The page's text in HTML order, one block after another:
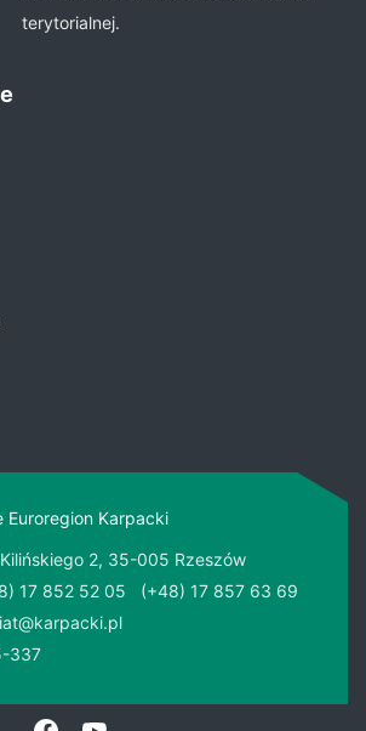
terytorialnej.
Euroregion Karpacki
2, 35-005 Rzeszów
17 852 52 05
(+48) 17 857 63 69
337